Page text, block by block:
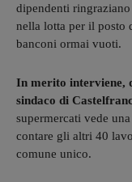
dipendenti
nella lotta per il posto
banconi ormai vuoti.
In merito interviene,
sindaco di
supermercati vede
contare gli altri 40
comune unico.